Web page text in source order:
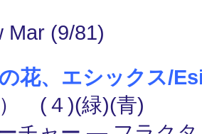
Mar (9/81)
花、エシックス/
(４)(緑)(青)